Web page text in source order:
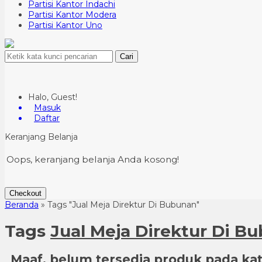
Partisi Kantor Indachi
Partisi Kantor Modera
Partisi Kantor Uno
Cari
Halo, Guest!
Masuk
Daftar
Keranjang Belanja
Oops, keranjang belanja Anda kosong!
Checkout
Beranda » Tags "Jual Meja Direktur Di Bubunan"
Tags Jual Meja Direktur Di
Maaf, belum tersedia produk pada